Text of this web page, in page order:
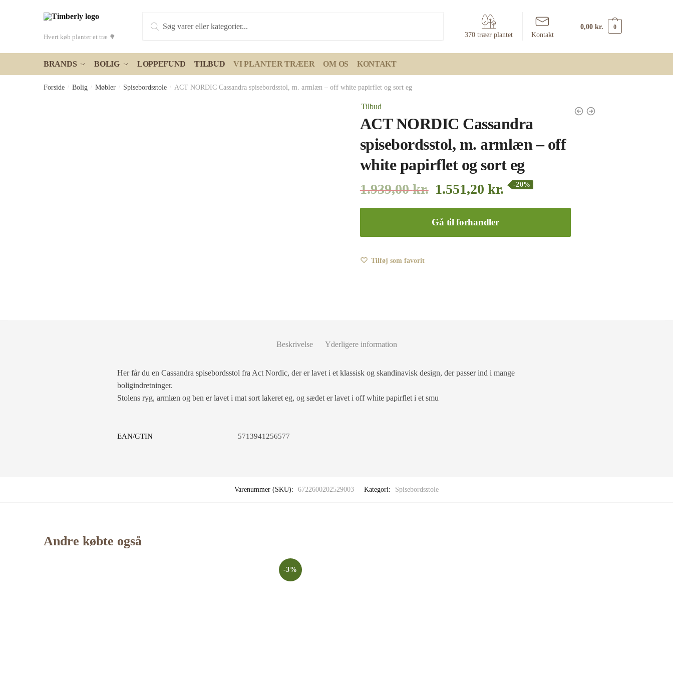
Hvert køb planter et træ 🌳
search
370 træer plantet Kontakt
0,00 kr. 0
BRANDS BOLIG LOPPEFUND TILBUD VI PLANTER TRÆER OM OS KONTAKT
Forside Bolig Møbler Spisebordsstole ACT NORDIC Cassandra spisebordsstol, m. armlæn – off white papirflet og sort eg
Tilbud
ACT NORDIC Cassandra
spisebordsstol, m. armlæn – off
white papirflet og sort eg
1.939,00kr. 1.551,20 kr. -20%
Gå til forhandler
Tilføj som favorit
Beskrivelse Yderligere information
Her får du en Cassandra spisebordsstol fra Act Nordic, der er lavet i et klassisk og skandinavisk design, der passer ind i mange
boligindretninger.
Stolens ryg, armlæn og ben er lavet i mat sort lakeret eg, og sædet er lavet i off white papirflet i et smu
EAN/GTIN 5713941256577
Varenummer (SKU): 6722600202529003 Kategori: Spisebordsstole
Andre købte også
-3%